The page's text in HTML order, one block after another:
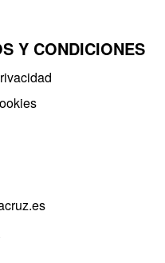
Y CONDICIONES